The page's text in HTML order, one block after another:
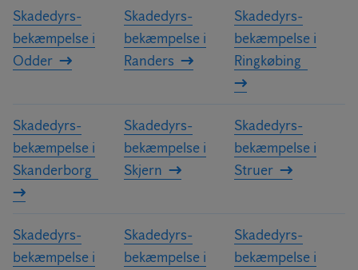
Skadedyrs­
bekæmpelse i
Odder
Skadedyrs­
bekæmpelse i
Randers
Skadedyrs­
bekæmpelse i
Ringkøbing
Skadedyrs­
bekæmpelse i
Skanderborg
Skadedyrs­
bekæmpelse i
Skjern
Skadedyrs­
bekæmpelse i
Struer
Skadedyrs­
bekæmpelse i
Skadedyrs­
bekæmpelse i
Skadedyrs­
bekæmpelse i